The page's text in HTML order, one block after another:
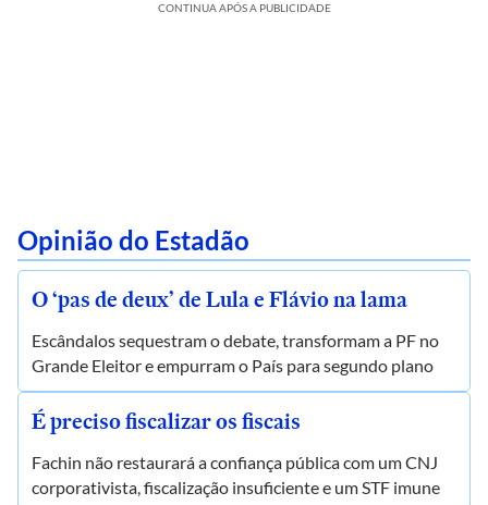
CONTINUA APÓS A PUBLICIDADE
Opinião do Estadão
O ‘pas de deux’ de Lula e Flávio na lama
Escândalos sequestram o debate, transformam a PF no
Grande Eleitor e empurram o País para segundo plano
É preciso fiscalizar os fiscais
Fachin não restaurará a confiança pública com um CNJ
corporativista, fiscalização insuficiente e um STF imune